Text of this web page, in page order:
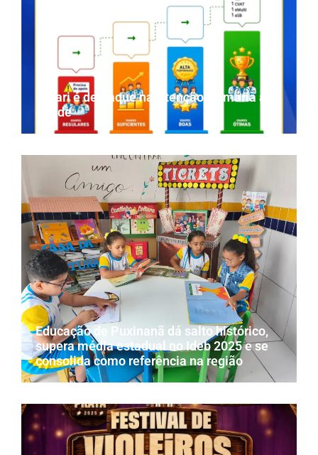
Parari é destaque na Atenção Primária à
Saúde
Educação de Puxinanã dá salto histórico,
supera média estadual no Ideb 2025 e se
consolida como referência na região